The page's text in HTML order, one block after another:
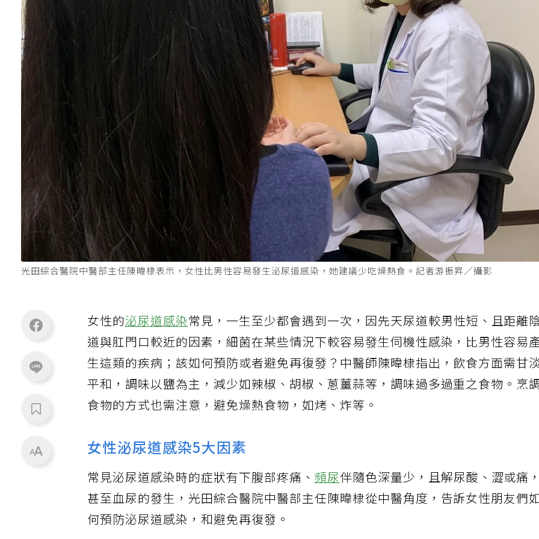
光田綜合醫院中醫部主任陳暐棣表示，女性比男性容易發生泌尿道感染，她建議少吃燥熱食。記者游振昇／攝影
女性的泌尿道感染常見，一生至少都會遇到一次，因先天尿道較男性短、且距離
道與肛門口較近的因素，細菌在某些情況下較容易發生伺機性感染，比男性容易
生這類的疾病；該如何預防或者避免再復發？中醫師陳暐棣指出，飲食方面需甘
平和，調味以鹽為主，減少如辣椒、胡椒、蔥薑蒜等，調味過多過重之食物。烹
食物的方式也需注意，避免燥熱食物，如烤、炸等。
女性泌尿道感染5大因素
常見泌尿道感染時的症狀有下腹部疼痛、頻尿伴隨色深量少，且解尿酸、澀或痛，
甚至血尿的發生，光田綜合醫院中醫部主任陳暐棣從中醫角度，告訴女性朋友們
何預防泌尿道感染，和避免再復發。